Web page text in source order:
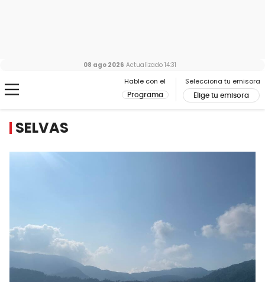
Hable con el
Programa
Selecciona tu emisora
Elige tu emisora
08 ago 2026 Actualizado 14:31
SELVAS